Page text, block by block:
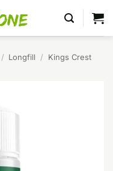
/ Longfill / Kings Crest